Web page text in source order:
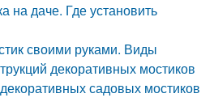
на даче. Где установить
своими руками. Виды
декоративных мостиков
садовых мостиков